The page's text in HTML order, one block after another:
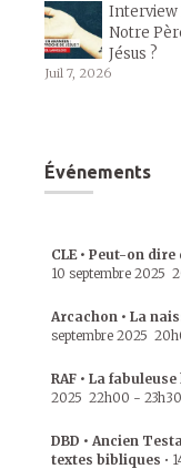
Interview
Notre
Jésus ?
Juil 7, 2026
Événements
CLE • Peut-on
10 septembre 2025
Arcachon • La
septembre 2025
RAF • La
2025 22h00 - 23h30
DBD • Ancien
textes bibliques •